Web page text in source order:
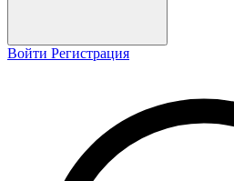
Войти Регистрация